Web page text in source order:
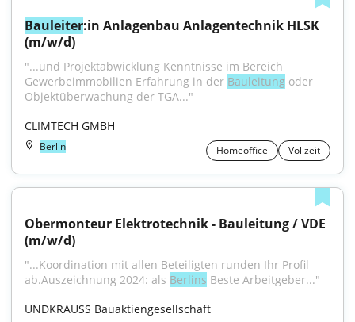
Bauleiter:in Anlagenbau Anlagentechnik HLSK
(m/w/d)
"...und Projektabwicklung Kenntnisse im Bereich
Gewerbeimmobilien Erfahrung in der Bauleitung oder
Objektüberwachung der TGA..."
CLIMTECH GMBH
Berlin Homeoffice Vollzeit
Obermonteur Elektrotechnik - Bauleitung / VDE
(m/w/d)
"...Koordination mit allen Beteiligten runden Ihr Profil
ab.Auszeichnung 2024: als Berlins Beste Arbeitgeber..."
UNDKRAUSS Bauaktiengesellschaft